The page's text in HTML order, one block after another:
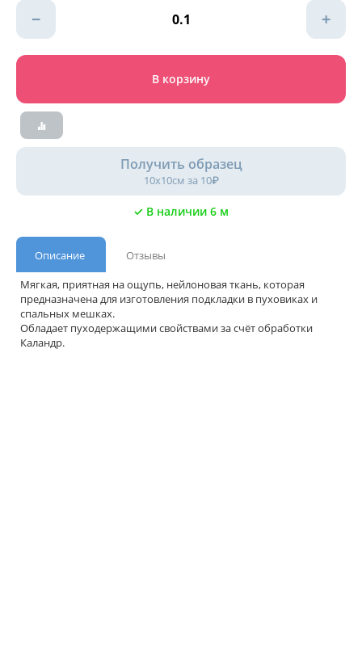
− +
В корзину
Получить образец
10х10см за 10₽
✓ В наличии 6 м
Описание
Отзывы
Мягкая, приятная на ощупь, нейлоновая ткань, которая
предназначена для изготовления подкладки в пуховиках и
спальных мешках.
Обладает пуходержащими свойствами за счёт обработки
Каландр.